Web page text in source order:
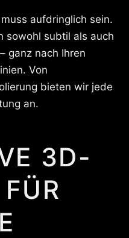
aufdringlich sein.
sowohl subtil als auch
ganz nach Ihren
Von
bieten wir jede
an.
3D-